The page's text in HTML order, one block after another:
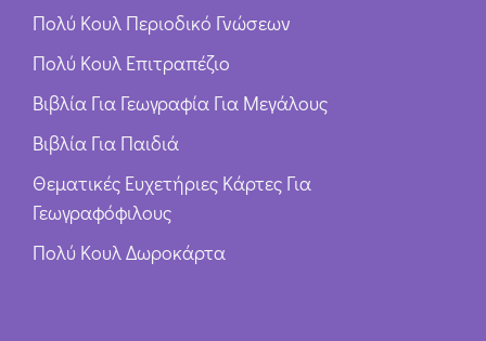
Πολύ Κουλ Περιοδικό Γνώσεων
Πολύ Κουλ Επιτραπέζιο
Βιβλία Για Γεωγραφία Για Μεγάλους
Βιβλία Για Παιδιά
Θεματικές Ευχετήριες Κάρτες Για
Γεωγραφόφιλους
Πολύ Κουλ Δωροκάρτα